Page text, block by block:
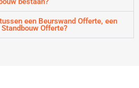
een Beurswand Offerte, een
Offerte?